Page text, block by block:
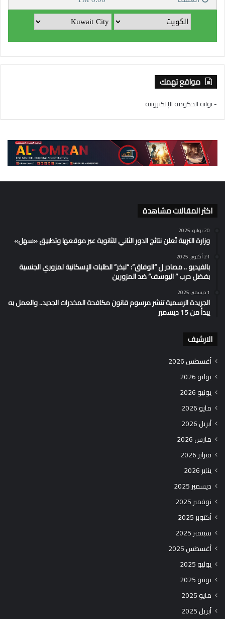
مواقع تهمك
- بوابة الحكومة الإلكترونية
اكثر المقالات مشاهدة
20 يوليو، 2025
وزارة التربية تُعلن نتائج الدور الثاني للثانوية عبر موقعها وتطبيق «سهل»
21 أكتوبر، 2025
بالفيديو .. مصادر ل “الوفاق”: “تبخر” الطلبات الإسكانية لمزوري الجنسية
بفضل حرب ” اليوسف” ضد المزورين
1 ديسمبر، 2025
الجريدة الرسمية تنشر مرسوم قانون مكافحة المخدرات الجديد.. والعمل به
يبدأ من 15 ديسمبر
الارشيف
أغسطس 2026
يوليو 2026
يونيو 2026
مايو 2026
أبريل 2026
مارس 2026
فبراير 2026
يناير 2026
ديسمبر 2025
نوفمبر 2025
أكتوبر 2025
سبتمبر 2025
أغسطس 2025
يوليو 2025
يونيو 2025
مايو 2025
أبريل 2025